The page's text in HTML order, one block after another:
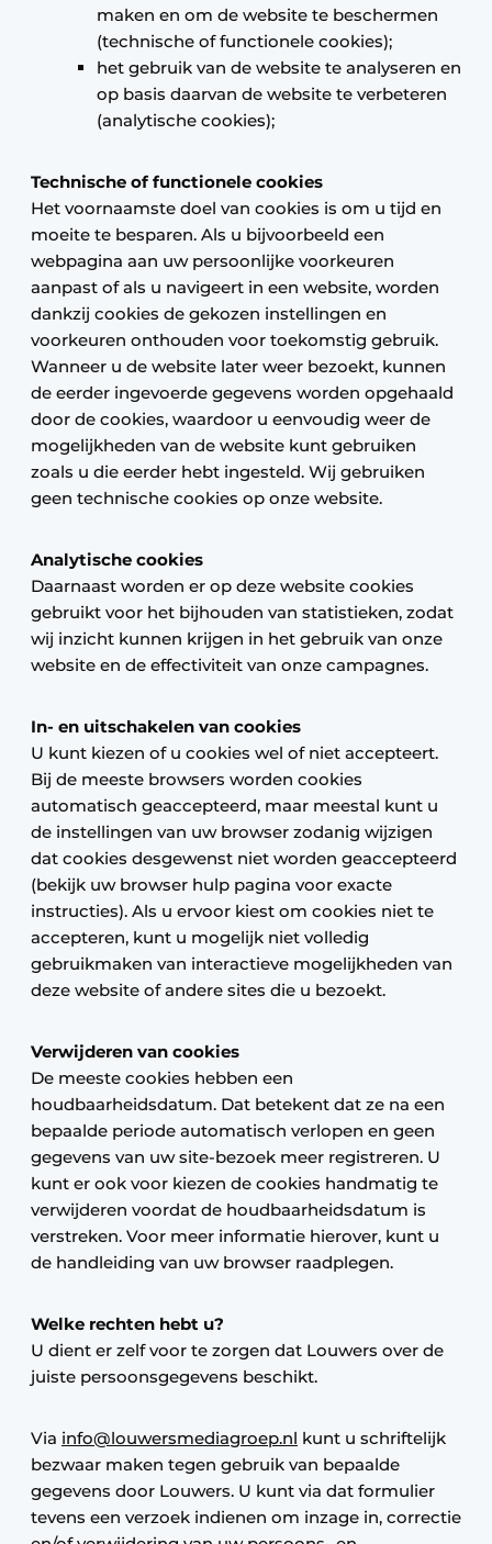
maken en om de website te beschermen
(technische of functionele cookies);
het gebruik van de website te analyseren en
op basis daarvan de website te verbeteren
(analytische cookies);
Technische of functionele cookies
Het voornaamste doel van cookies is om u tijd en
moeite te besparen. Als u bijvoorbeeld een
webpagina aan uw persoonlijke voorkeuren
aanpast of als u navigeert in een website, worden
dankzij cookies de gekozen instellingen en
voorkeuren onthouden voor toekomstig gebruik.
Wanneer u de website later weer bezoekt, kunnen
de eerder ingevoerde gegevens worden opgehaald
door de cookies, waardoor u eenvoudig weer de
mogelijkheden van de website kunt gebruiken
zoals u die eerder hebt ingesteld. Wij gebruiken
geen technische cookies op onze website.
Analytische cookies
Daarnaast worden er op deze website cookies
gebruikt voor het bijhouden van statistieken, zodat
wij inzicht kunnen krijgen in het gebruik van onze
website en de effectiviteit van onze campagnes.
In- en uitschakelen van cookies
U kunt kiezen of u cookies wel of niet accepteert.
Bij de meeste browsers worden cookies
automatisch geaccepteerd, maar meestal kunt u
de instellingen van uw browser zodanig wijzigen
dat cookies desgewenst niet worden geaccepteerd
(bekijk uw browser hulp pagina voor exacte
instructies). Als u ervoor kiest om cookies niet te
accepteren, kunt u mogelijk niet volledig
gebruikmaken van interactieve mogelijkheden van
deze website of andere sites die u bezoekt.
Verwijderen van cookies
De meeste cookies hebben een
houdbaarheidsdatum. Dat betekent dat ze na een
bepaalde periode automatisch verlopen en geen
gegevens van uw site-bezoek meer registreren. U
kunt er ook voor kiezen de cookies handmatig te
verwijderen voordat de houdbaarheidsdatum is
verstreken. Voor meer informatie hierover, kunt u
de handleiding van uw browser raadplegen.
Welke rechten hebt u?
U dient er zelf voor te zorgen dat Louwers over de
juiste persoonsgegevens beschikt.
Via info@louwersmediagroep.nl kunt u schriftelijk
bezwaar maken tegen gebruik van bepaalde
gegevens door Louwers. U kunt via dat formulier
tevens een verzoek indienen om inzage in, correctie